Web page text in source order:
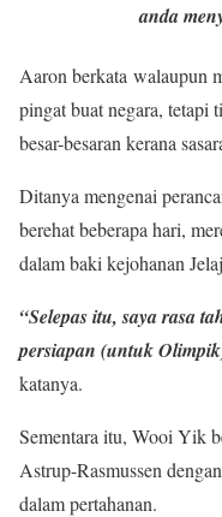
anda
Aaron berkata walaupun
pingat buat negara, tetapi
besar-besaran kerana
Ditanya mengenai
berehat beberapa hari,
dalam baki kejohanan
“Selepas itu, saya rasa
persiapan (untuk
katanya.
Sementara itu, Wooi Yik
Astrup-Rasmussen
dalam pertahanan.